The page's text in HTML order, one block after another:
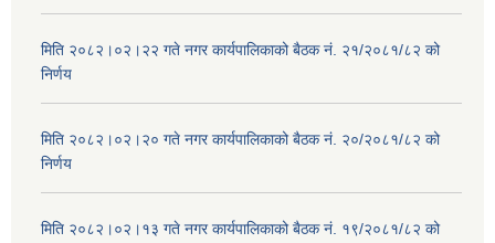
मिति २०८२।०२।२२ गते नगर कार्यपालिकाको बैठक नं. २१/२०८१/८२ को
निर्णय
मिति २०८२।०२।२० गते नगर कार्यपालिकाको बैठक नं. २०/२०८१/८२ को
निर्णय
मिति २०८२।०२।१३ गते नगर कार्यपालिकाको बैठक नं. १९/२०८१/८२ को